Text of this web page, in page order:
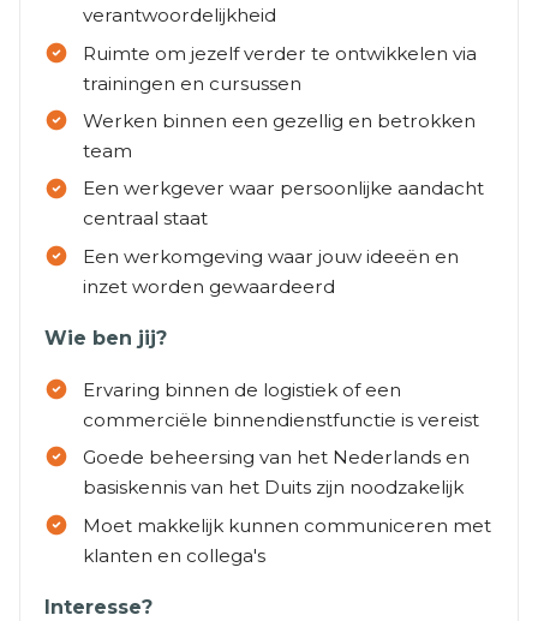
verantwoordelijkheid
Ruimte om jezelf verder te ontwikkelen via
trainingen en cursussen
Werken binnen een gezellig en betrokken
team
Een werkgever waar persoonlijke aandacht
centraal staat
Een werkomgeving waar jouw ideeën en
inzet worden gewaardeerd
Wie ben jij?
Ervaring binnen de logistiek of een
commerciële binnendienstfunctie is vereist
Goede beheersing van het Nederlands en
basiskennis van het Duits zijn noodzakelijk
Moet makkelijk kunnen communiceren met
klanten en collega's
Interesse?
Alerts ontvangen